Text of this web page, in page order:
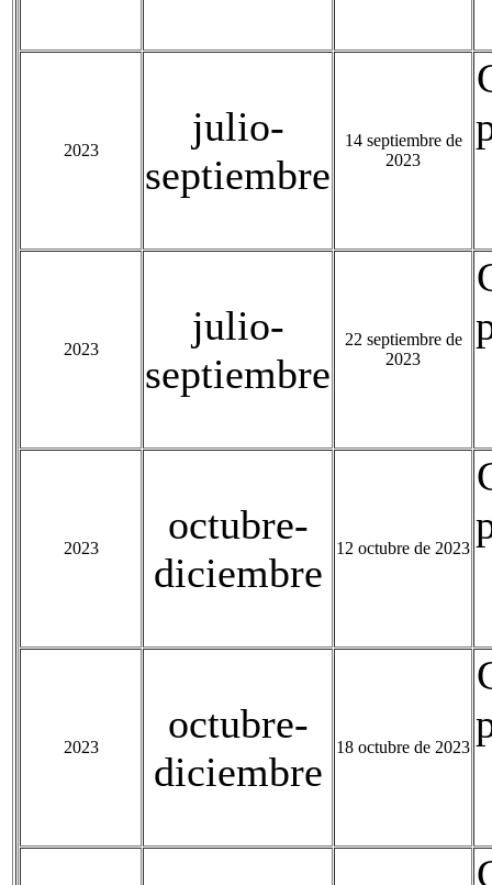
2023
julio-
septiembre
14 septiembre de
2023
2023
julio-
septiembre
22 septiembre de
2023
2023
octubre-
diciembre
12 octubre de 2023
2023
octubre-
diciembre
18 octubre de 2023